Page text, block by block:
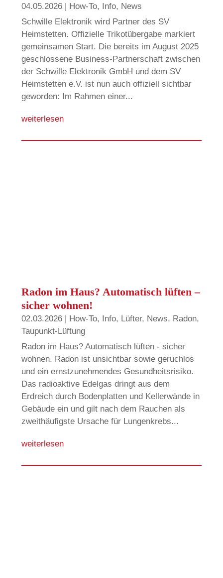
04.05.2026| How-To, Info, News
Schwille Elektronik wird Partner des SV
Heimstetten. Offizielle Trikotübergabe markiert
gemeinsamen Start. Die bereits im August 2025
geschlossene Business-Partnerschaft zwischen
der Schwille Elektronik GmbH und dem SV
Heimstetten e.V. ist nun auch offiziell sichtbar
geworden: Im Rahmen einer...
weiterlesen
Radon im Haus? Automatisch lüften –
sicher wohnen!
02.03.2026| How-To, Info, Lüfter, News, Radon,
Taupunkt-Lüftung
Radon im Haus? Automatisch lüften - sicher
wohnen. Radon ist unsichtbar sowie geruchlos
und ein ernstzunehmendes Gesundheitsrisiko.
Das radioaktive Edelgas dringt aus dem
Erdreich durch Bodenplatten und Kellerwände in
Gebäude ein und gilt nach dem Rauchen als
zweithäufigste Ursache für Lungenkrebs...
weiterlesen